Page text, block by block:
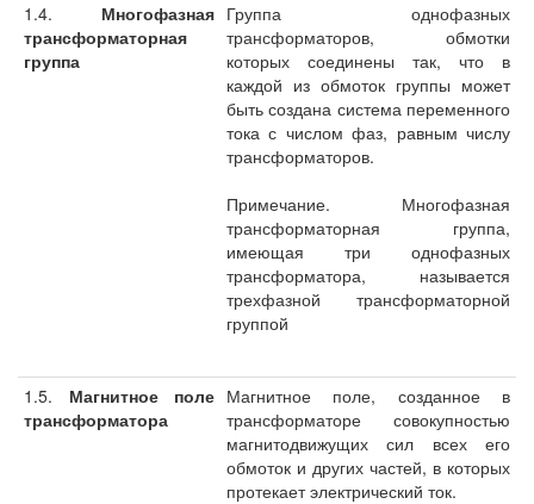
1.4. Многофазная
трансформаторная
группа
Группа однофазных
трансформаторов, обмотки
которых соединены так, что в
каждой из обмоток группы может
быть создана система переменного
тока с числом фаз, равным числу
трансформаторов.
Примечание. Многофазная
трансформаторная группа,
имеющая три однофазных
трансформатора, называется
трехфазной трансформаторной
группой
1.5. Магнитное поле
трансформатора
Магнитное поле, созданное в
трансформаторе совокупностью
магнитодвижущих сил всех его
обмоток и других частей, в которых
протекает электрический ток.